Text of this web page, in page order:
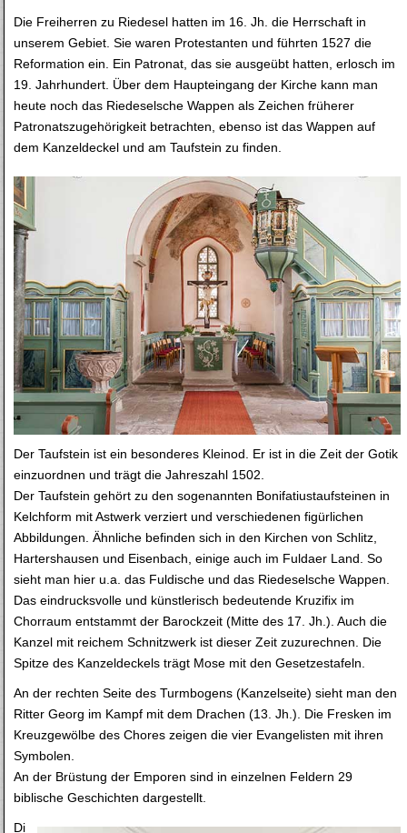
Die Freiherren zu Riedesel hatten im 16. Jh. die Herrschaft in
unserem Gebiet. Sie waren Protestanten und führten 1527 die
Reformation ein. Ein Patronat, das sie ausgeübt hatten, erlosch im
19. Jahrhundert. Über dem Haupteingang der Kirche kann man
heute noch das Riedeselsche Wappen als Zeichen früherer
Patronatszugehörigkeit betrachten, ebenso ist das Wappen auf
dem Kanzeldeckel und am Taufstein zu finden.
Der Taufstein ist ein besonderes Kleinod. Er ist in die Zeit der Gotik
einzuordnen und trägt die Jahreszahl 1502.
Der Taufstein gehört zu den sogenannten Bonifatiustaufsteinen in
Kelchform mit Astwerk verziert und verschiedenen figürlichen
Abbildungen. Ähnliche befinden sich in den Kirchen von Schlitz,
Hartershausen und Eisenbach, einige auch im Fuldaer Land. So
sieht man hier u.a. das Fuldische und das Riedeselsche Wappen.
Das eindrucksvolle und künstlerisch bedeutende Kruzifix im
Chorraum entstammt der Barockzeit (Mitte des 17. Jh.). Auch die
Kanzel mit reichem Schnitzwerk ist dieser Zeit zuzurechnen. Die
Spitze des Kanzeldeckels trägt Mose mit den Gesetzestafeln.
An der rechten Seite des Turmbogens (Kanzelseite) sieht man den
Ritter Georg im Kampf mit dem Drachen (13. Jh.). Die Fresken im
Kreuzgewölbe des Chores zeigen die vier Evangelisten mit ihren
Symbolen.
An der Brüstung der Emporen sind in einzelnen Feldern 29
biblische Geschichten dargestellt.
Di